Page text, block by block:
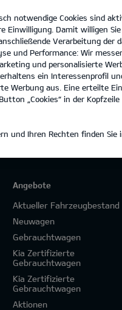
Auto Bebion Nürtingen
Angebote
Aktueller Fahrzeugbestand
Neuwagen
Gebrauchtwagen
Kia Zertifizierte
Gebrauchtwagen
Kia Zertifizierte
Gebrauchtwagen
Aktionen
notwendige Cookies sind
Damit willigen
Verarbeitung der
und Performance: Wir
und personalisierte
ein Interessenprofil
Werbung aus. Eine erteilte
„Cookies“ in der Kopfzeile
und Ihren Rechten finden Sie